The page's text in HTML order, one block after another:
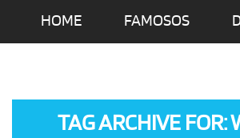
HOME FAMOSOS
TAG ARCHIVE FOR: